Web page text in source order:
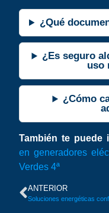
¿Qué
¿Es seguro
uso
¿Cómo
También te puede
en generadores
Verdes 4ª
ANTERIOR